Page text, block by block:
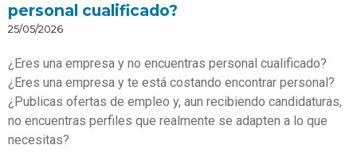
personal cualificado?
25/05/2026
¿Eres una empresa y no encuentras personal cualificado?
¿Eres una empresa y te está costando encontrar personal?
¿Publicas ofertas de empleo y, aun recibiendo candidaturas,
no encuentras perfiles que realmente se adapten a lo que
necesitas?